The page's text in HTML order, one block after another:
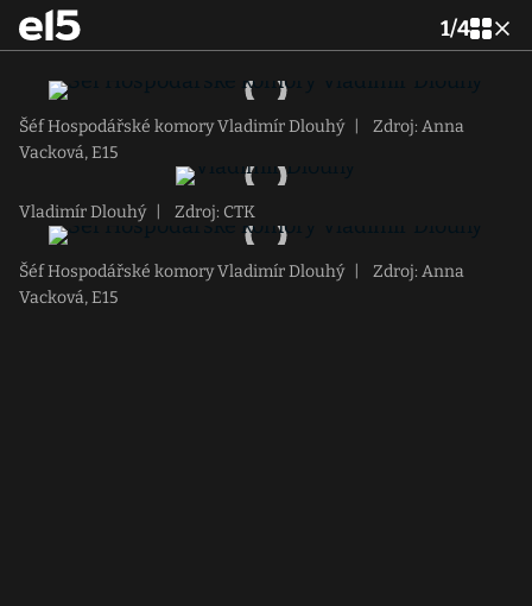
1/4
Šéf Hospodářské komory Vladimír Dlouhý
Zdroj: Anna
Vacková, E15
Vladimír Dlouhý Zdroj: CTK
Šéf Hospodářské komory Vladimír Dlouhý
Zdroj: Anna
Vacková, E15